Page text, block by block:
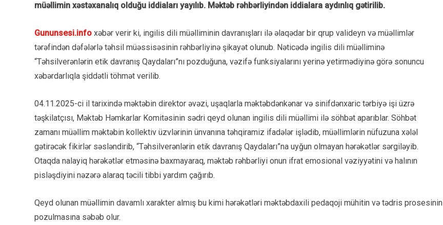
müəllimin xəstəxanalıq olduğu iddiaları yayılıb. Məktəb rəhbərliyindən iddialara aydınlıq gətirilib.
Gununsesi.info xəbər verir ki, ingilis dili müəlliminin davranışları ilə əlaqədar bir qrup valideyn və müəllimlər
tərəfindən dəfələrlə təhsil müəssisəsinin rəhbərliyinə şikayət olunub. Nəticədə ingilis dili müəlliminə
“Təhsilverənlərin etik davranış Qaydaları”nı pozduğuna, vəzifə funksiyalarını yerinə yetirmədiyinə görə sonuncu
xəbərdarlıqla şiddətli töhmət verilib.
04.11.2025-ci il tarixində məktəbin direktor əvəzi, uşaqlarla məktəbdənkənar və sinifdənxaric tərbiyə işi üzrə
təşkilatçısı, Məktəb Həmkarlar Komitəsinin sədri qeyd olunan ingilis dili müəllimi ilə söhbət aparıblar. Söhbət
zamanı müəllim məktəbin kollektiv üzvlərinin ünvanına təhqiramiz ifadələr işlədib, müəllimlərin nüfuzuna xələl
gətirəcək fikirlər səsləndirib, “Təhsilverənlərin etik davranış Qaydaları”na uyğun olmayan hərəkətlər sərgiləyib.
Otaqda nalayiq hərəkətlər etməsinə baxmayaraq, məktəb rəhbərliyi onun ifrat emosional vəziyyətini və halının
pisləşdiyini nəzərə alaraq təcili tibbi yardım çağırıb.
Qeyd olunan müəllimin davamlı xarakter almış bu kimi hərəkətləri məktəbdaxili pedaqoji mühitin və tədris prosesinin
pozulmasına səbəb olur.